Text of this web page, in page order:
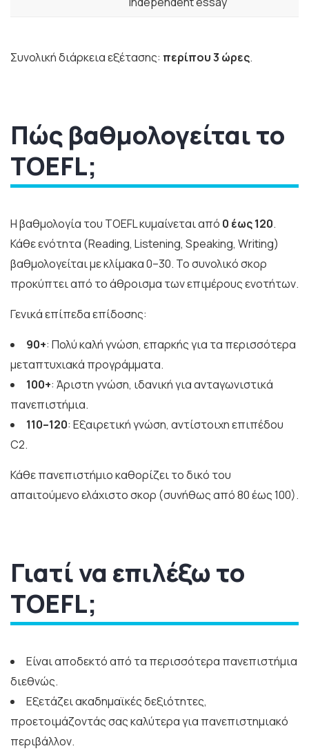
Συνολική διάρκεια εξέτασης: περίπου 3 ώρες.
Πώς βαθμολογείται το
TOEFL;
Η βαθμολογία του TOEFL κυμαίνεται από 0 έως 120.
Κάθε ενότητα (Reading, Listening, Speaking, Writing)
βαθμολογείται με κλίμακα 0–30. Το συνολικό σκορ
προκύπτει από το άθροισμα των επιμέρους ενοτήτων.
Γενικά επίπεδα επίδοσης:
90+: Πολύ καλή γνώση, επαρκής για τα περισσότερα
μεταπτυχιακά προγράμματα.
100+: Άριστη γνώση, ιδανική για ανταγωνιστικά
πανεπιστήμια.
110–120: Εξαιρετική γνώση, αντίστοιχη επιπέδου
C2.
Κάθε πανεπιστήμιο καθορίζει το δικό του
απαιτούμενο ελάχιστο σκορ (συνήθως από 80 έως 100).
Γιατί να επιλέξω το
TOEFL;
Είναι αποδεκτό από τα περισσότερα πανεπιστήμια
διεθνώς.
Εξετάζει ακαδημαϊκές δεξιότητες,
προετοιμάζοντάς σας καλύτερα για πανεπιστημιακό
περιβάλλον.